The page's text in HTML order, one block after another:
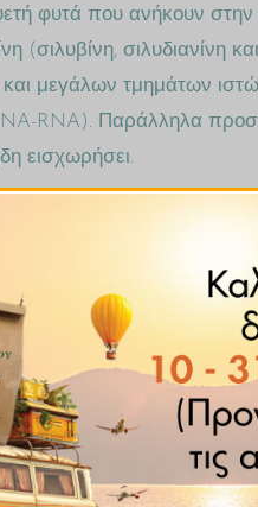
φυτά που ανήκουν
σιλυδιανίνη
μεγάλων τμημάτων
RNA). Παράλληλα
εισχωρήσει.
του και είναι
και
το οποίο είναι
αλκοόλ, φάρμακα ή
σε χρόνιες
από το οξειδωτικό